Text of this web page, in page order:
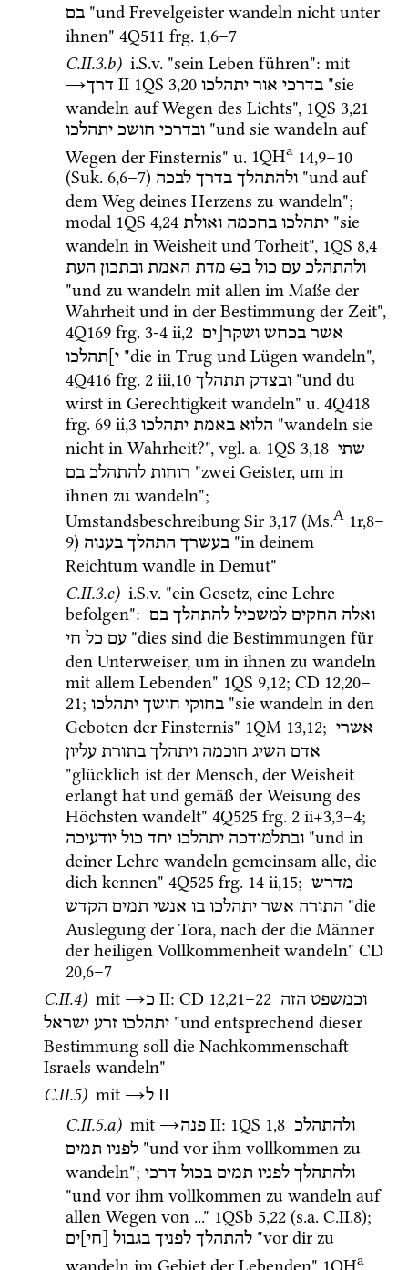
בם "und Frevelgeister wandeln nicht unter
ihnen" 4Q511 frg. 1,6–7
C.II.3.b) i.S.v. "sein Leben führen"
→דרך ‎ II 1QS 3,20 בדרכי אור יתהלכו
"sie
wandeln auf Wegen des Lichts", 1QS 3,21
ובדרכי חושכ יתהלכו
"und sie wandeln auf
Wegen der Finsternis" u. 1QHa 14,9–10
(Suk. 6,6–7) ולהתהלך בדרך לבכה
"und auf
dem Weg deines Herzens zu wandeln";
modal 1QS 4,24 יתהלכו בחכמה ואולת
"sie
wandeln in Weisheit und Torheit", 1QS 8,4
ולהתהלכ עם כול ב○ מדת האמת ובתכון העת
"und zu wandeln mit allen im Maße der
4Q169 frg. 3-4 ii,2 אשר בכחש ושקר[ים
י]תהלכו
4Q416 frg. 2 iii,10 ובצדק תתהלך
"und du
wirst in Gerechtigkeit wandeln" u. 4Q418
frg. 69 ii,3 הלוא באמת יתהלכו
"wandeln sie
nicht in Wahrheit?", vgl. a. 1QS 3,18 שתי
רוחות להתהלכ בם
"zwei Geister, um in
ihnen zu wandeln";
Umstandsbeschreibung Sir 3,17 (Ms.A 1r,8–
9) בעשרך התהלך בענוה
"in deinem
Reichtum wandle in Demut"
C.II.3.c) i.S.v. "ein Gesetz, eine Lehre
befolgen": ואלה החקים למשכיל להתהלך בם
עם כל חי
"dies sind die Bestimmungen für
den Unterweiser, um in ihnen zu wandeln
mit allem Lebenden" 1QS 9,12; CD 12,20–
21; בחוקי חושך יתהלכו
"sie wandeln in den
Geboten der Finsternis" 1QM 13,12; אשרי
אדם השיג חוכמה ויתהלך בתורת עליון
"glücklich ist der Mensch, der Weisheit
erlangt hat und gemäß der Weisung des
Höchsten wandelt" 4Q525 frg. 2 ii+3,3–4
ובתלמודכה יתהלכו יחד כול יודעיכה
"und in
deiner Lehre wandeln gemeinsam alle, die
dich kennen" 4Q525 frg. 14 ii,15; מדרש
התורה אשר יתהלכו בו אנשי תמים הקדש
"die
Auslegung der Tora, nach der die Männer
der heiligen Vollkommenheit wandeln" CD
20,6–7
C.II.4) mit →כ ‎ II: CD 12,21–22 וכמשפט הזה
יתהלכו זרע ישראל
"und entsprechend dieser
Bestimmung soll die Nachkommenschaft
Israels wandeln"
C.II.5) mit →ל ‎ II
C.II.5.a) mit →פנה ‎ II: 1QS 1,8 ולהתהלכ
לפניו תמים
"und vor ihm vollkommen zu
wandeln";
ולהתהלך לפניו תמים בכול דרכי
"und vor ihm vollkommen zu wandeln auf
allen Wegen von ..." 1QSb 5,22 (s.a.
להתהלך לפניך בגבול [חי]ים
"vor dir zu
wandeln im Gebiet der Lebenden" 1QHa